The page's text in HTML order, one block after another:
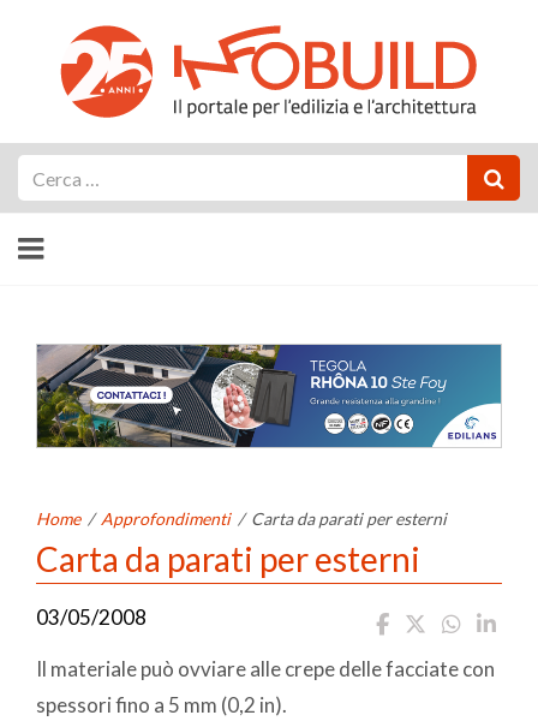
Home / Approfondimenti / Carta da parati per esterni
Carta da parati per esterni
03/05/2008
Il materiale può ovviare alle crepe delle facciate con
spessori fino a 5 mm (0,2 in).